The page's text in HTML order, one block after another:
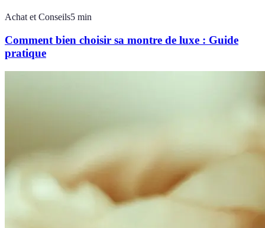
Achat et Conseils5 min
Comment bien choisir sa montre de luxe : Guide
pratique